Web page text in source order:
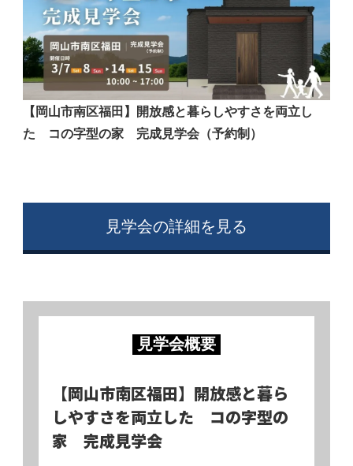
【岡山市南区福田】開放感と暮らしやすさを両立し
た コの字型の家 完成見学会（予約制）
見学会の詳細を見る
見学会概要
【岡山市南区福田】開放感と暮ら
しやすさを両立した コの字型の
家 完成見学会